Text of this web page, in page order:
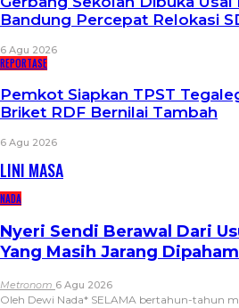
Bandung Percepat Relokasi
6 Agu 2026
REPORTASE
Pemkot Siapkan TPST
Briket RDF Bernilai Tambah
6 Agu 2026
LINI MASA
NADA
Nyeri Sendi Berawal Dari
Yang Masih Jarang
Metronom 6 Agu 2026
Oleh Dewi Nada* SELAMA bertahun-tahun